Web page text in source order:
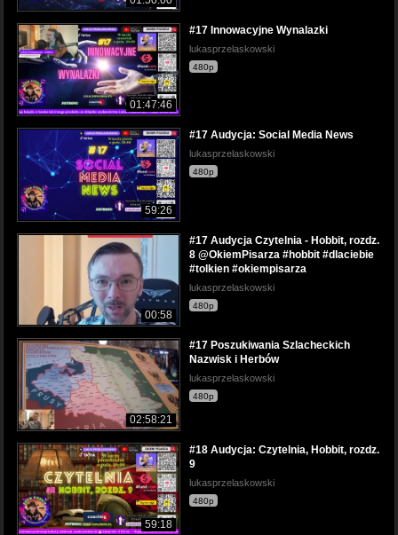
01:47:46
#17 Innowacyjne Wynalazki
lukasprzelaskowski
480p
59:26
#17 Audycja: Social Media News
lukasprzelaskowski
480p
00:58
#17 Audycja Czytelnia - Hobbit, rozdz.
8 @OkiemPisarza #hobbit #dlaciebie
#tolkien #okiempisarza
lukasprzelaskowski
480p
02:58:21
#17 Poszukiwania Szlacheckich
Nazwisk i Herbów
lukasprzelaskowski
480p
59:18
#18 Audycja: Czytelnia, Hobbit, rozdz.
9
lukasprzelaskowski
480p